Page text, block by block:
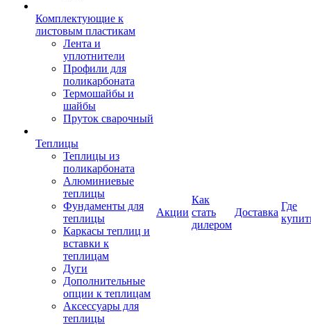
Комплектующие к
листовым пластикам
Лента и
уплотнители
Профили для
поликарбоната
Термошайбы и
шайбы
Пруток сварочный
Теплицы
Теплицы из
поликарбоната
Алюминиевые
теплицы
Фундаменты для
теплицы
Каркасы теплиц и
вставки к
теплицам
Дуги
Дополнительные
опции к теплицам
Аксессуары для
теплицы
Акции
Как
стать
дилером
Доставка
Где